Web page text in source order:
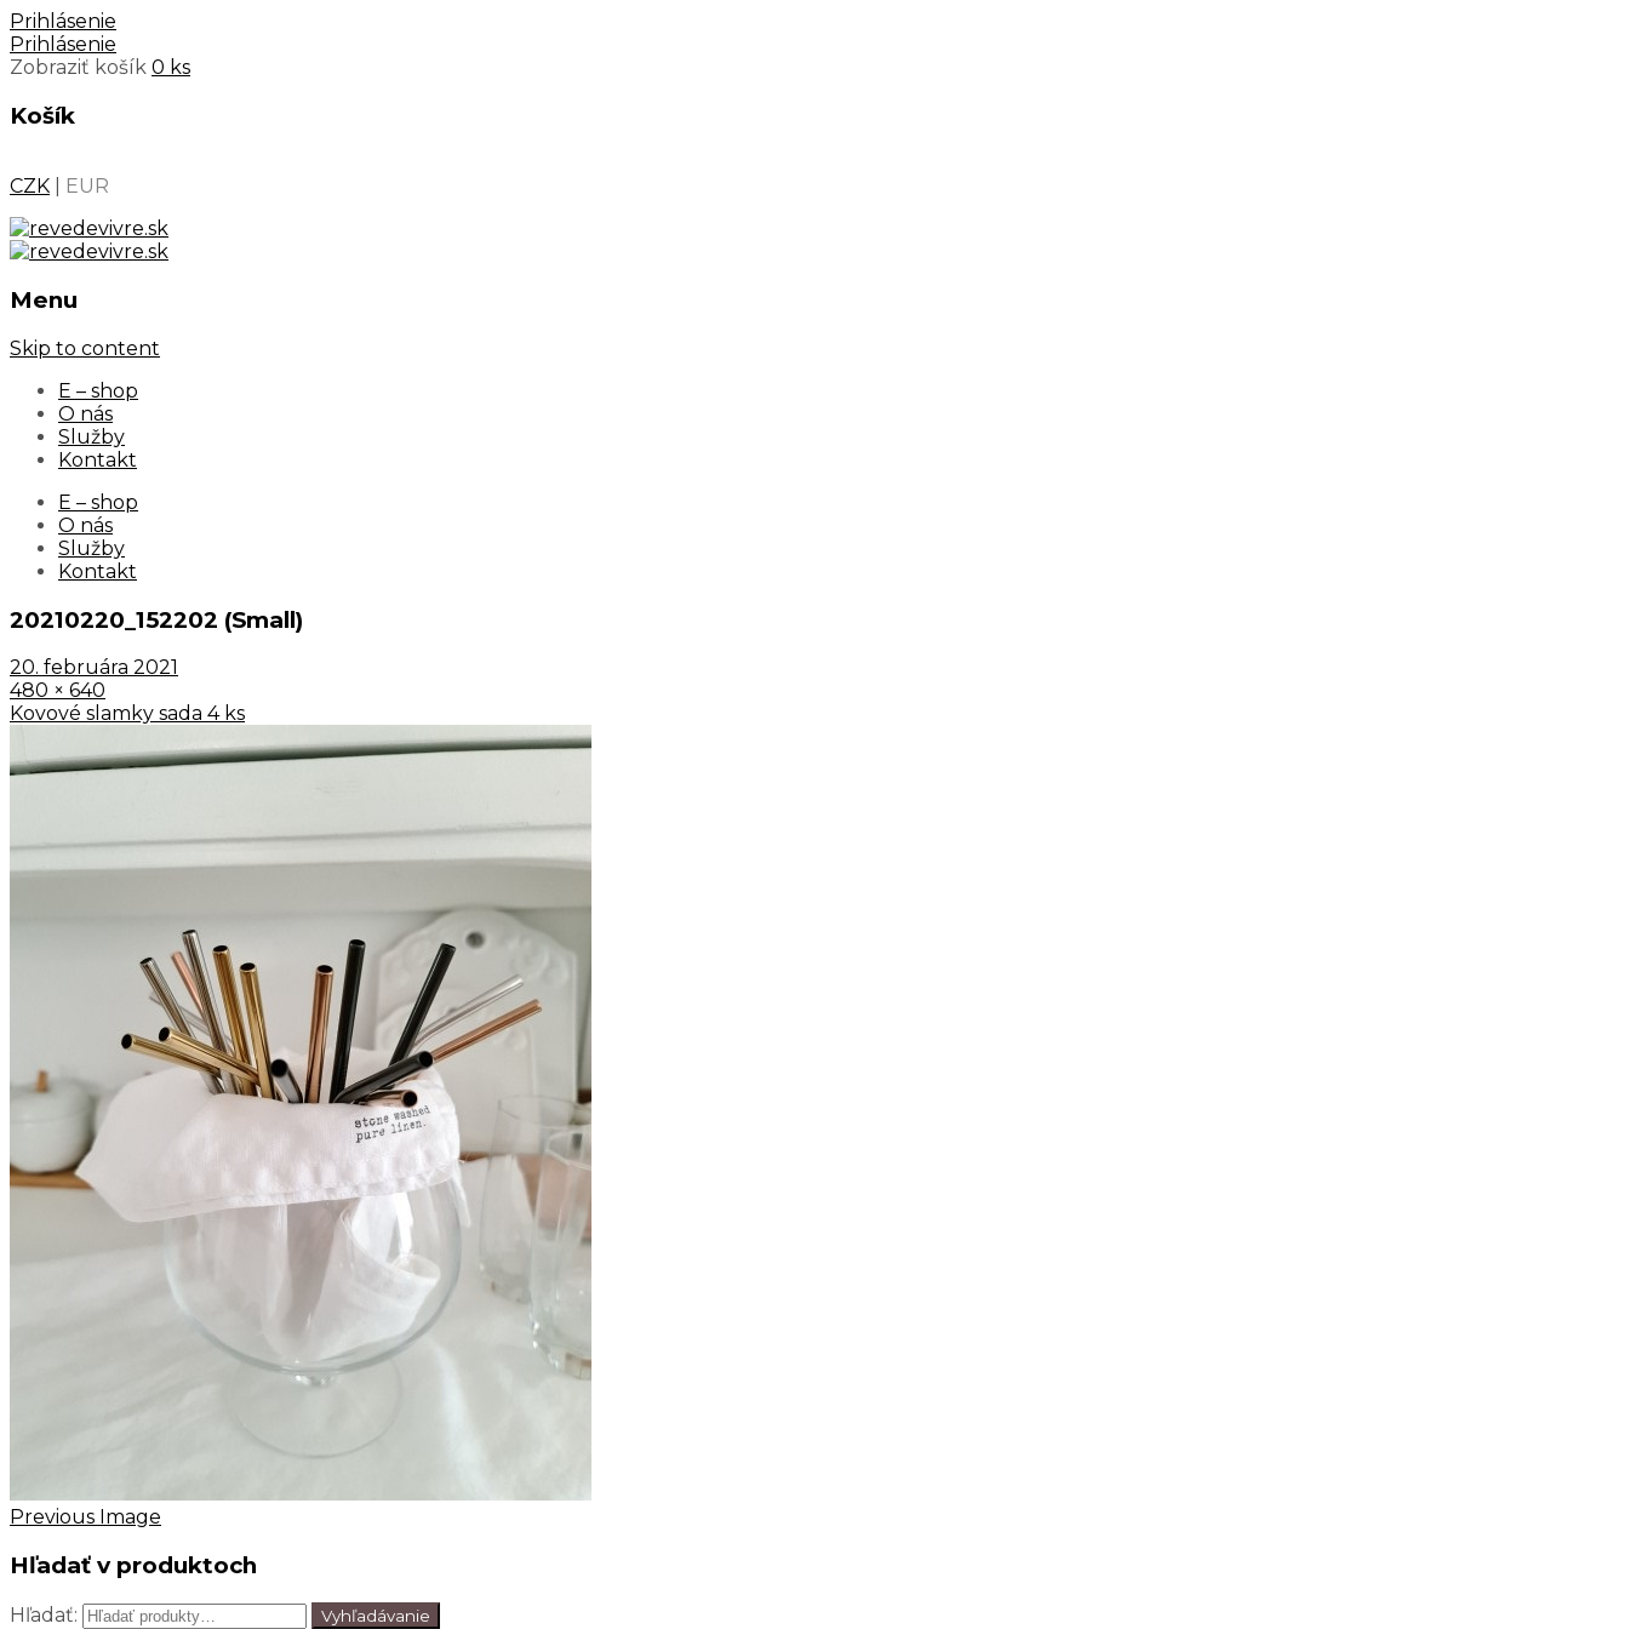
Prihlásenie
Prihlásenie
Zobraziť košík 0 ks
Košík
CZK EUR
Menu
Skip to content
E – shop
O nás
Služby
Kontakt
E – shop
O nás
Služby
Kontakt
20210220_152202 (Small)
20. februára 2021
480 × 640
Kovové slamky sada 4 ks
Previous Image
Hľadať v produktoch
Hľadať: Vyhľadávanie